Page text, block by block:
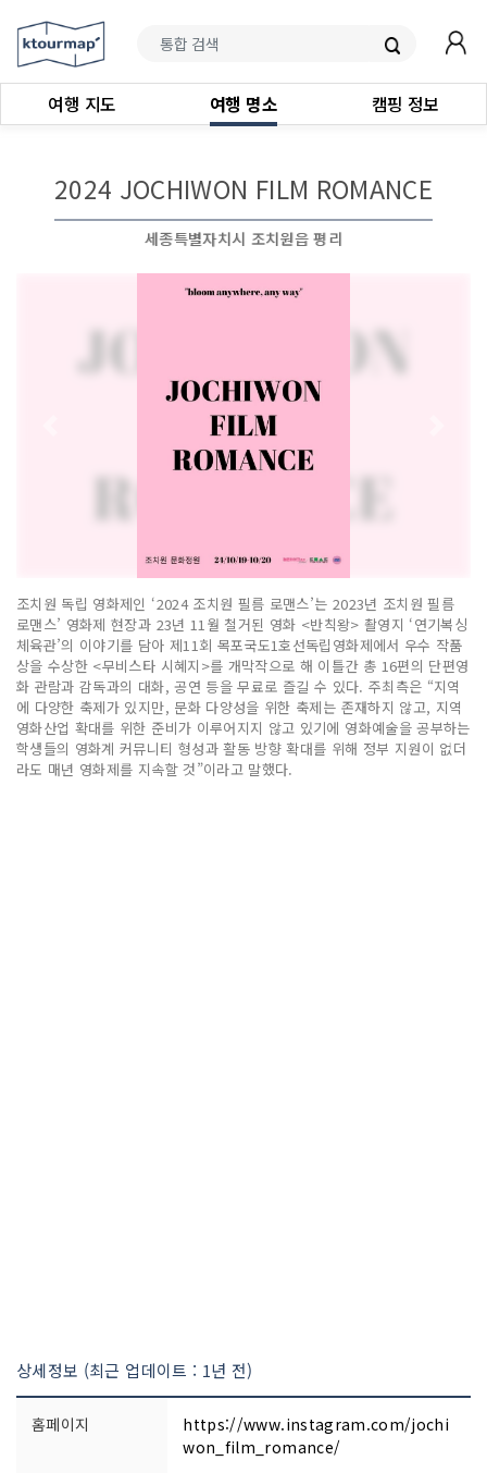
여행 지도 여행 명소 캠핑 정보
2024 JOCHIWON FILM ROMANCE
세종특별자치시 조치원읍 평리
조치원 독립 영화제인 ‘2024 조치원 필름 로맨스’는 2023년 조치원 필름
로맨스’ 영화제 현장과 23년 11월 철거된 영화 <반칙왕> 촬영지 ‘연기복싱
체육관’의 이야기를 담아 제11회 목포국도1호선독립영화제에서 우수 작품
상을 수상한 <무비스타 시혜지>를 개막작으로 해 이틀간 총 16편의 단편영
화 관람과 감독과의 대화, 공연 등을 무료로 즐길 수 있다. 주최측은 “지역
에 다양한 축제가 있지만, 문화 다양성을 위한 축제는 존재하지 않고, 지역
영화산업 확대를 위한 준비가 이루어지지 않고 있기에 영화예술을 공부하는
학생들의 영화계 커뮤니티 형성과 활동 방향 확대를 위해 정부 지원이 없더
라도 매년 영화제를 지속할 것”이라고 말했다.
상세정보 (최근 업데이트 : 1년 전)
홈페이지
https://www.instagram.com/jochi
won_film_romance/